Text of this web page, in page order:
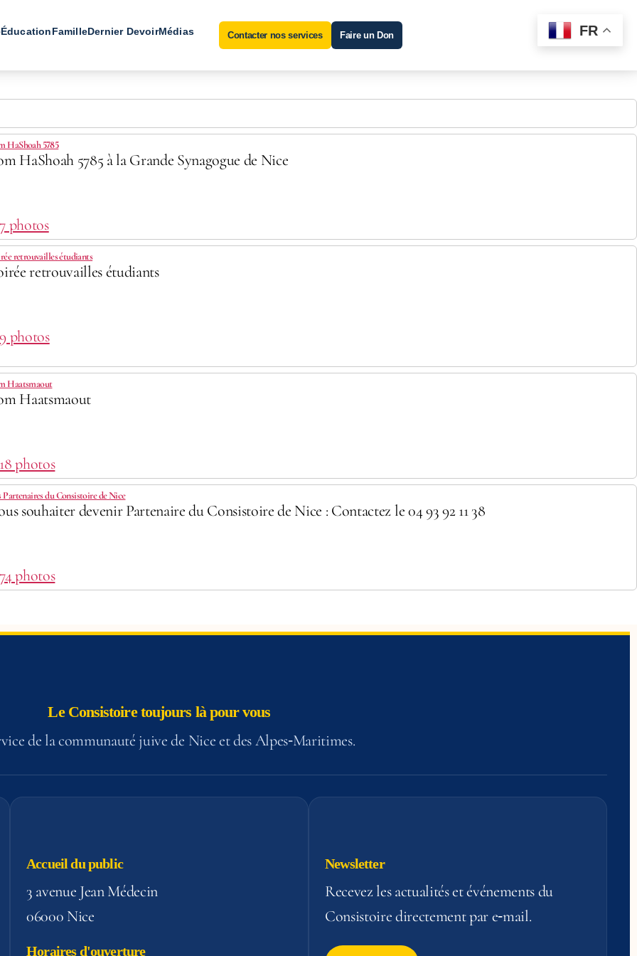
ÉducationFamilleDernier DevoirMédias Contacter nos services Faire un Don
HaShoah 5785
HaShoah 5785 à la Grande Synagogue de Nice
photos
retrouvailles étudiants
retrouvailles étudiants
photos
Haatsmaout
Haatsmaout
photos
Partenaires du Consistoire de Nice
souhaiter devenir Partenaire du Consistoire de Nice : Contactez le 04 93 92 11 38
photos
Le Consistoire toujours là pour vous
de la communauté juive de Nice et des Alpes‑Maritimes.
Accueil du public
3 avenue Jean Médecin
06000 Nice
Horaires d'ouverture
Newsletter
Recevez les actualités et événements du
Consistoire directement par e‑mail.
FR